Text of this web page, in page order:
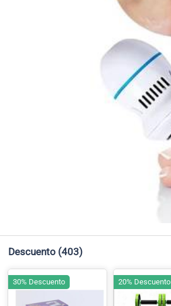
Descuento (403)
30% Descuento 20% Descuento